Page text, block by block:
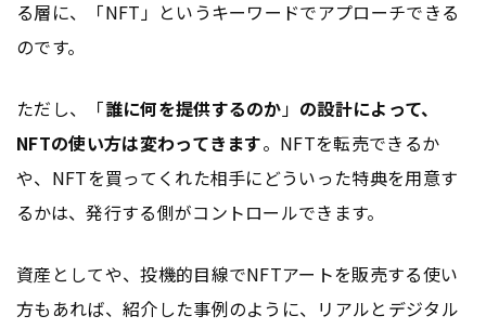
る層に、「NFT」というキーワードでアプローチできる
のです。
ただし、「誰に何を提供するのか」 の設計によって、
NFTの使い方は変わってきます。NFTを転売できるか
や、NFTを買ってくれた相手にどういった特典を用意す
るかは、発行する側がコントロールできます。
資産としてや、投機的目線でNFTアートを販売する使い
方もあれば、紹介した事例のように、リアルとデジタル